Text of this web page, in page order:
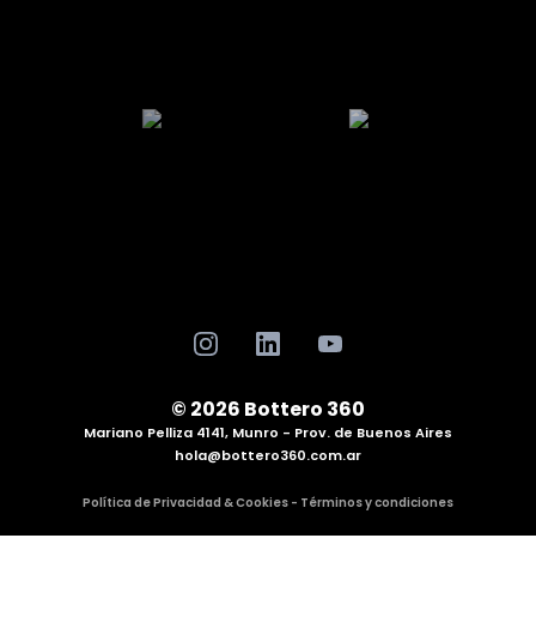
© 2026 Bottero 360
Mariano Pelliza 4141, Munro - Prov. de Buenos Aires
hola@bottero360.com.ar
Política de Privacidad & Cookies - Términos y condiciones